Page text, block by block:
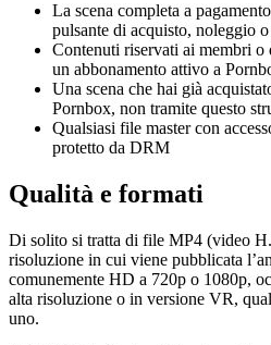
La scena completa a
pulsante di acquisto, noleggio
Contenuti riservati ai membri
un abbonamento attivo a
Una scena che hai già
Pornbox, non tramite questo
Qualsiasi file master con
protetto da DRM
Qualità e formati
Di solito si tratta di file MP4 (video
risoluzione in cui viene pubblicata
comunemente HD a 720p o 1080p,
alta risoluzione o in versione VR,
uno.